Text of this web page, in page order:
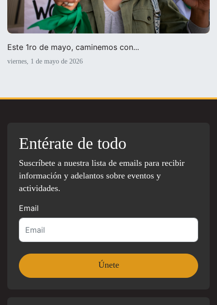
Este 1ro de mayo, caminemos con...
viernes, 1 de mayo de 2026
Entérate de todo
Suscríbete a nuestra lista de emails para recibir
información y adelantos sobre eventos y
actividades.
Email